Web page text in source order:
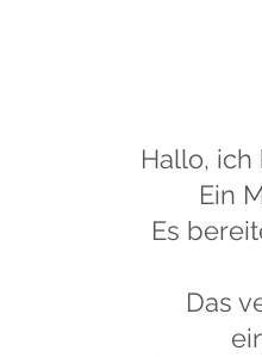
Hallo, ich
Ein
Es
Das